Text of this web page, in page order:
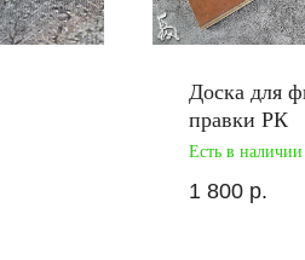
Доска для
правки РК
Есть в наличии
1 800 р.